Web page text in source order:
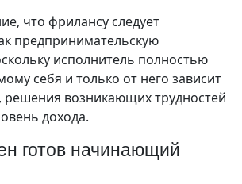
что фрилансу следует
предпринимательскую
исполнитель полностью
себя и только от него зависит
решения возникающих трудностей
дохода.
готов начинающий